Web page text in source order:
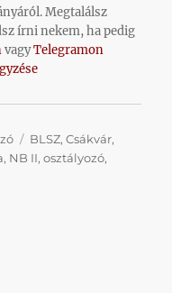
Megtalálsz
írni nekem, ha pedig
vagyTelegramon
Címke
BLSZ,Csákvár,
, NB II,osztályozó,